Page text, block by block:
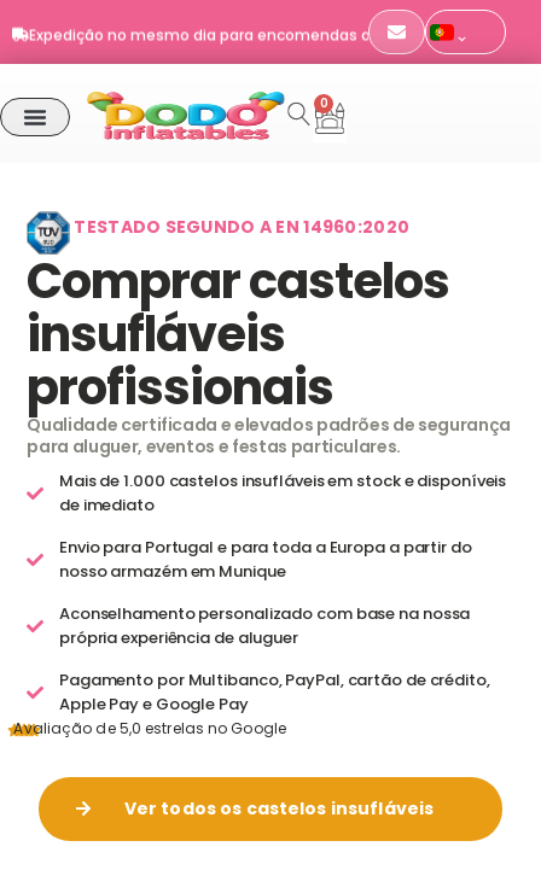
to
content
Expedição no mesmo dia para encomendas até às 11h
EN 14960 · certificado TÜV SÜD
Envio para Portugal
Expedição no mesmo dia para encomendas até às 11h
0
Cart
TESTADO SEGUNDO A EN 14960:2020
Comprar castelos
insufláveis
profissionais
Qualidade certificada e elevados padrões de segurança
para aluguer, eventos e festas particulares.
Mais de 1.000 castelos insufláveis em stock e disponíveis
de imediato
Envio para Portugal e para toda a Europa a partir do
nosso armazém em Munique
Aconselhamento personalizado com base na nossa
própria experiência de aluguer
Pagamento por Multibanco, PayPal, cartão de crédito,
Apple Pay e Google Pay
Avaliação de 5,0 estrelas no Google
Ver todos os castelos insufláveis